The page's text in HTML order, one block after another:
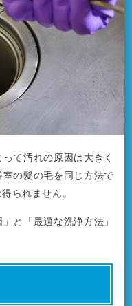
て汚れの原因は大きく
の髪の毛を同じ方法で
られません。
と「最適な洗浄方法」